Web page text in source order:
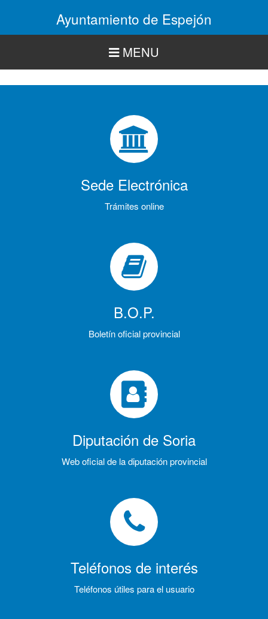
Ayuntamiento de Espejón
MENU
Sede Electrónica
Trámites online
B.O.P.
Boletín oficial provincial
Diputación de Soria
Web oficial de la diputación provincial
Teléfonos de interés
Teléfonos útiles para el usuario